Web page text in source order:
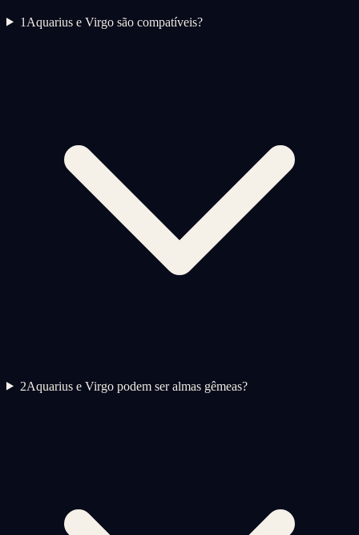
1 Aquarius e Virgo são compatíveis?
2Aquarius e Virgo podem ser almas gêmeas?